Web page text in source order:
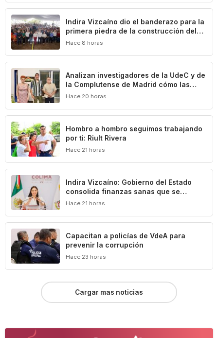
Indira Vizcaíno dio el banderazo para la
primera piedra de la construcción del
Centro Comunitario ‘México Imparable’
Hace 8 horas
Analizan investigadores de la UdeC y de
la Complutense de Madrid cómo las
leyes definen y limitan el patrimonio
Hace 20 horas
Hombro a hombro seguimos trabajando
por ti: Riult Rivera
Hace 21 horas
Indira Vizcaíno: Gobierno del Estado
consolida finanzas sanas que se
traducen en beneficios para las y los
Hace 21 horas
‎Capacitan a policías de VdeA ‎para
prevenir la corrupción
Hace 23 horas
Cargar mas noticias